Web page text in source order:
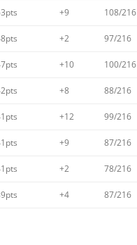
+9 108/216
+2 97/216
+10 100/216
+8 88/216
+12 99/216
+9 87/216
+2 78/216
+4 87/216